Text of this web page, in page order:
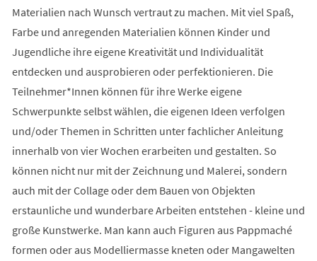
Materialien nach Wunsch vertraut zu machen. Mit viel Spaß,
Farbe und anregenden Materialien können Kinder und
Jugendliche ihre eigene Kreativität und Individualität
entdecken und ausprobieren oder perfektionieren. Die
Teilnehmer*Innen können für ihre Werke eigene
Schwerpunkte selbst wählen, die eigenen Ideen verfolgen
und/oder Themen in Schritten unter fachlicher Anleitung
innerhalb von vier Wochen erarbeiten und gestalten. So
können nicht nur mit der Zeichnung und Malerei, sondern
auch mit der Collage oder dem Bauen von Objekten
erstaunliche und wunderbare Arbeiten entstehen - kleine und
große Kunstwerke. Man kann auch Figuren aus Pappmaché
formen oder aus Modelliermasse kneten oder Mangawelten